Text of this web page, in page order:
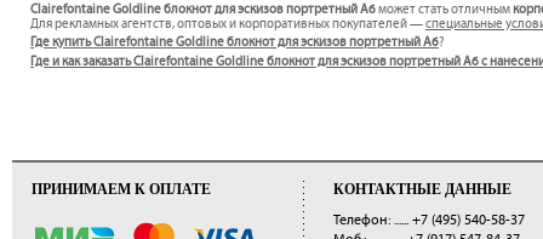
Clairefontaine Goldline блокнот для эскизов портретный A6может стать отличным
Для рекламных агентств, оптовых и корпоративных покупателей —специальные
Где купить Clairefontaine Goldline блокнот для эскизов портретный A6?
Где и как заказать Clairefontaine Goldline блокнот для эскизов портретный A6 с
ПРИНИМАЕМ К ОПЛАТЕ КОНТАКТНЫЕ ДАННЫЕ
Телефон: ...... +7 (495) 540-58-37